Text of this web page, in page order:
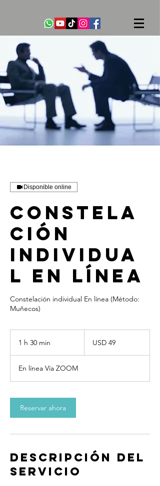
Disponible online
Constela
ción
Individua
l En Línea
Constelación individual En línea (Método:
Muñecos)
1 h 30 min
0
i
n
estadounidenses
USD 49
En línea Vía ZOOM
Reservar ahora
Descripción del
servicio